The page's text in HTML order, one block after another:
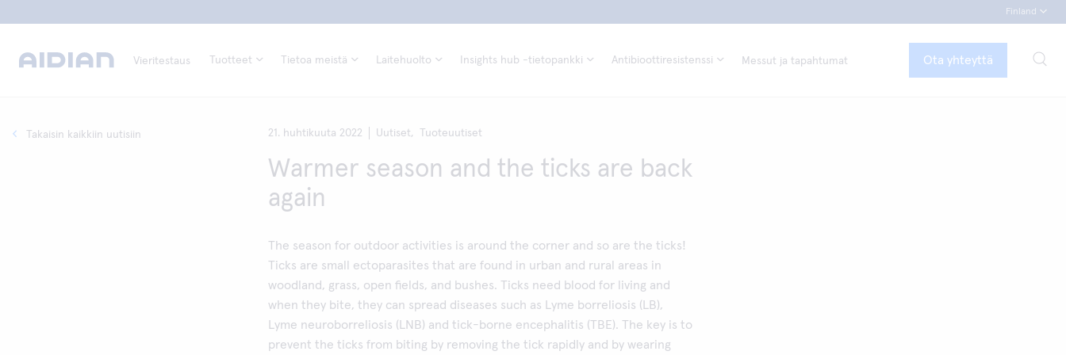
Finland
Vieritestaus Tuotteet Tietoa meistä Laitehuolto Insights hub -tietopankki Antibioottiresistenssi Messut ja tapahtumat Ota yhteyttä
Takaisin kaikkiin uutisiin 21. huhtikuuta 2022 Uutiset, Tuoteuutiset
Warmer season and the ticks are back
again
The season for outdoor activities is around the corner and so are the ticks!
Ticks are small ectoparasites that are found in urban and rural areas in
woodland, grass, open fields, and bushes. Ticks need blood for living and
when they bite, they can spread diseases such as Lyme borreliosis (LB),
Lyme neuroborreliosis (LNB) and tick-borne encephalitis (TBE). The key is to
prevent the ticks from biting by removing the tick rapidly and by wearing